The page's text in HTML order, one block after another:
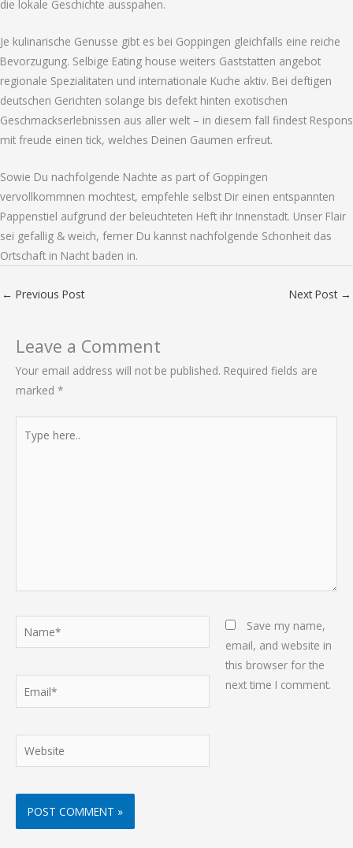
die lokale Geschichte ausspahen.
Je kulinarische Genusse gibt es bei Goppingen gleichfalls eine reiche
Bevorzugung. Selbige Eating house weiters Gaststatten angebot
regionale Spezialitaten und internationale Kuche aktiv. Bei deftigen
deutschen Gerichten solange bis defekt hinten exotischen
Geschmackserlebnissen aus aller welt – in diesem fall findest Respons
mit freude einen tick, welches Deinen Gaumen erfreut.
Sowie Du nachfolgende Nachte as part of Goppingen
vervollkommnen mochtest, empfehle selbst Dir einen entspannten
Pappenstiel aufgrund der beleuchteten Heft ihr Innenstadt. Unser Flair
sei gefallig & weich, ferner Du kannst nachfolgende Schonheit das
Ortschaft in Nacht baden in.
← Previous Post Next Post →
Leave a Comment
Your email address will not be published. Required fields are
marked *
here..
Name*
Website
Save my name,
email, and website in
this browser for the
next time I comment.